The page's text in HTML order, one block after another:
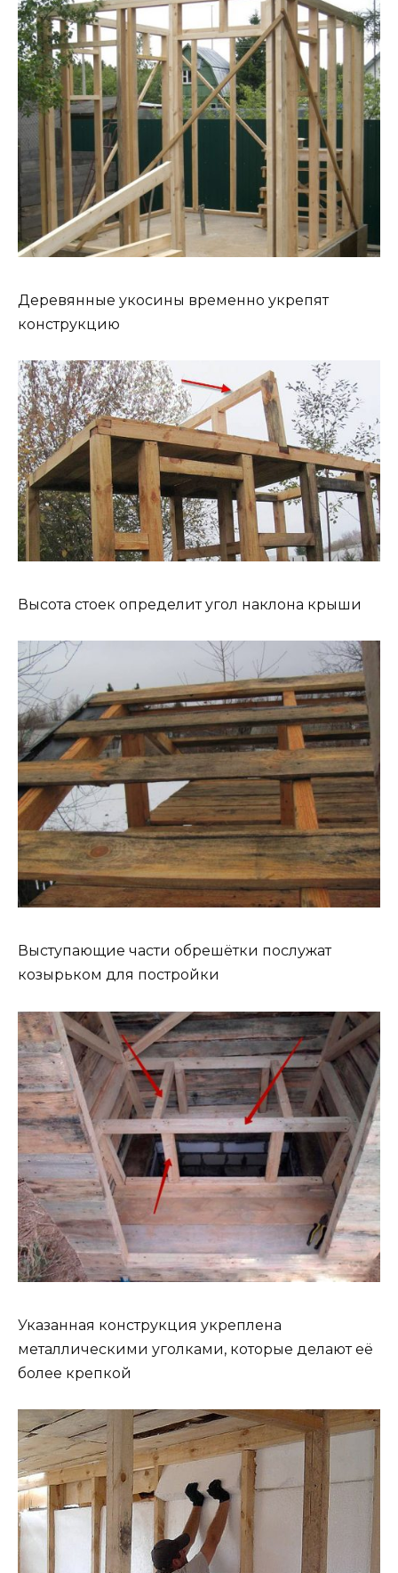
Деревянные укосины временно укрепят
конструкцию
Высота стоек определит угол наклона крыши
Выступающие части обрешётки послужат
козырьком для постройки
Указанная конструкция укреплена
металлическими уголками, которые делают её
более крепкой